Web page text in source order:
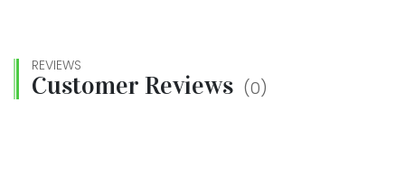
REVIEWS
Customer Reviews (0)